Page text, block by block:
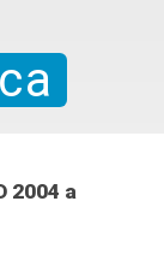
2004 a